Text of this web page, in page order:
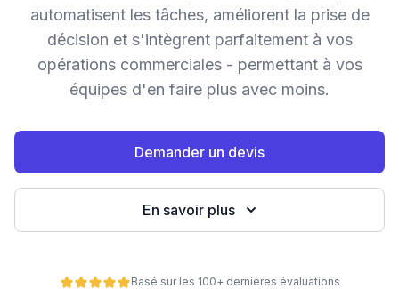
automatisent les tâches, améliorent la prise de
décision et s'intègrent parfaitement à vos
opérations commerciales - permettant à vos
équipes d'en faire plus avec moins.
Demander un devis
En savoir plus
Basé sur les 100+ dernières évaluations